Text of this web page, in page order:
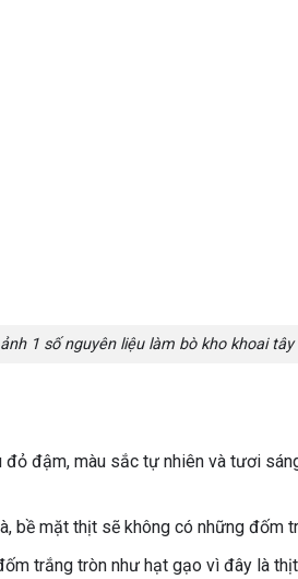
1 số nguyên liệu làm bò kho khoai tây
đỏ đậm, màu sắc tự nhiên và tươi
bề mặt thịt sẽ không có những đốm
trắng tròn như hạt gạo vì đây là